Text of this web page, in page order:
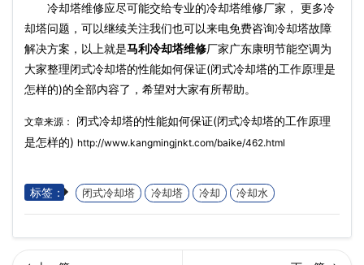
冷却塔维修应尽可能交给专业的冷却塔维修厂家， 更多冷
却塔问题，可以继续关注我们也可以来电免费咨询冷却塔故障
解决方案，以上就是马利冷却塔维修厂家广东康明节能空调为
大家整理闭式冷却塔的性能如何保证(闭式冷却塔的工作原理是
怎样的)的全部内容了，希望对大家有所帮助。
文章来源：
闭式冷却塔的性能如何保证(闭式冷却塔的工作原理
是怎样的) http://www.kangmingjnkt.com/baike/462.html
标签： 闭式冷却塔 冷却塔 冷却 冷却水